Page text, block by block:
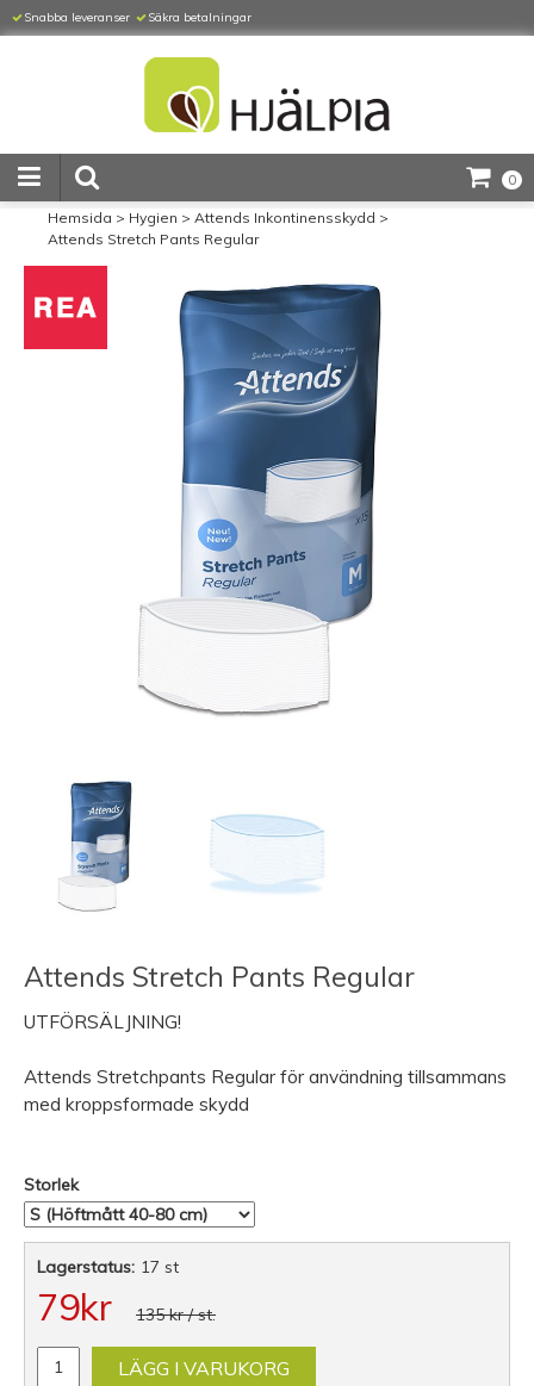
Snabba leveranser Säkra betalningar
0
Hemsida > Hygien > Attends Inkontinensskydd >
Attends Stretch Pants Regular
Attends Stretch Pants Regular
UTFÖRSÄLJNING!
Attends Stretchpants Regular för användning tillsammans
med kroppsformade skydd
Storlek
Lagerstatus: 17 st
79kr 135 kr/ st.
LÄGG I VARUKORG